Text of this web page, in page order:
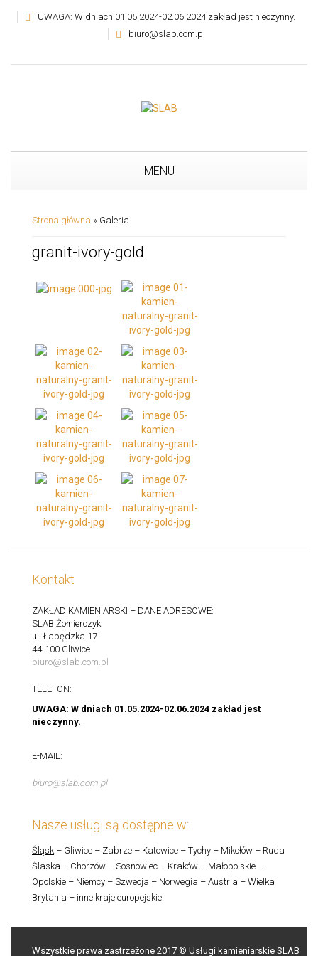
UWAGA: W dniach 01.05.2024-02.06.2024 zakład jest nieczynny.
biuro@slab.com.pl
MENU
Strona główna » Galeria
granit-ivory-gold
Kontakt
ZAKŁAD KAMIENIARSKI – DANE ADRESOWE:
SLAB Żołnierczyk
ul. Łabędzka 17
44-100 Gliwice
biuro@slab.com.pl
TELEFON:
UWAGA: W dniach 01.05.2024-02.06.2024 zakład jest
nieczynny.
E-MAIL:
biuro@slab.com.pl
Nasze usługi są dostępne w:
Śląsk– Gliwice – Zabrze – Katowice – Tychy – Mikołów – Ruda
Ślaska – Chorzów – Sosnowiec – Kraków – Małopolskie –
Opolskie – Niemcy – Szwecja – Norwegia – Austria – Wielka
Brytania – inne kraje europejskie
Wszystkie prawa zastrzeżone 2017 © Usługi kamieniarskie SLAB